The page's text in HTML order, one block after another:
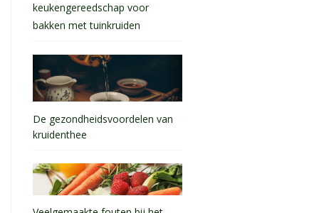
keukengereedschap voor
bakken met tuinkruiden
De gezondheidsvoordelen van
kruidenthee